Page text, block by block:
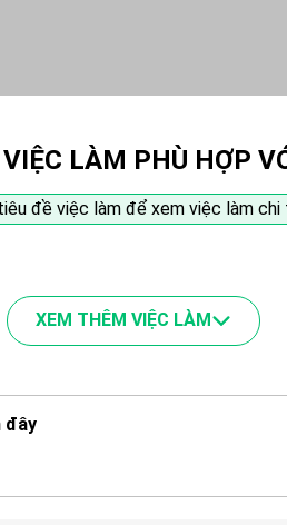
VIỆC LÀM PHÙ HỢP
đề việc làm để xem việc làm chi
XEM THÊM VIỆC LÀM
đây